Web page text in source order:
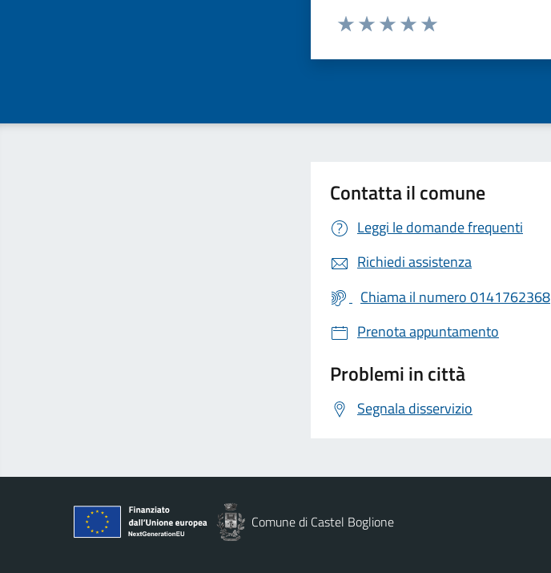
Valuta da 1 a 5 stelle la pagina
Contatta il comune
Leggi le domande frequenti
Richiedi assistenza
Chiama il numero 0141762368
Prenota appuntamento
Problemi in città
Segnala disservizio
Comune di Castel Boglione